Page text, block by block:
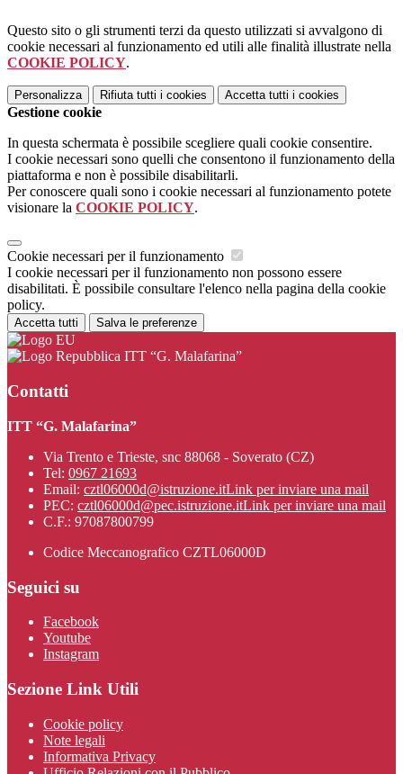
Questo sito o gli strumenti terzi da questo utilizzati si avvalgono di
cookie necessari al funzionamento ed utili alle finalità illustrate nella
COOKIE POLICY.
Personalizza Rifiuta tutti i cookies Accetta tutti i cookies
Gestione cookie
In questa schermata è possibile scegliere quali cookie consentire.
I cookie necessari sono quelli che consentono il funzionamento della
piattaforma e non è possibile disabilitarli.
Per conoscere quali sono i cookie necessari al funzionamento potete
visionare la COOKIE POLICY.
Cookie necessari per il funzionamento
I cookie necessari per il funzionamento non possono essere
disabilitati. È possibile consultare l'elenco nella pagina della cookie
policy.
Accetta tutti Salva le preferenze
ITT “G. Malafarina”
Contatti
ITT “G. Malafarina”
Via Trento e Trieste, snc 88068 - Soverato (CZ)
Tel: 0967 21693
Email: cztl06000d@istruzione.itLink per inviare una mail
PEC: cztl06000d@pec.istruzione.itLink per inviare una mail
C.F.: 97087800799
Codice Meccanografico CZTL06000D
Seguici su
Facebook
Youtube
Instagram
Sezione Link Utili
Cookie policy
Note legali
Informativa Privacy